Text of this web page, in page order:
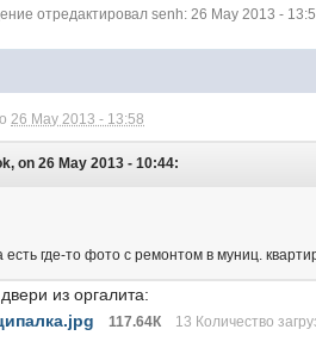
отредактировал senh: 26 May 2013 -
26 May 2013 - 13:58
on 26 May 2013 - 10:44:
есть где-то фото с ремонтом в муниц.
из оргалита:
117.64К 13 Количество